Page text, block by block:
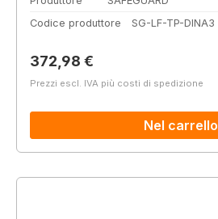
Codice produttore
SG-LF-TP-DINA3
Prezzo normale:
372,98 €
Prezzi escl. IVA più costi di spedizione
Nel carrello